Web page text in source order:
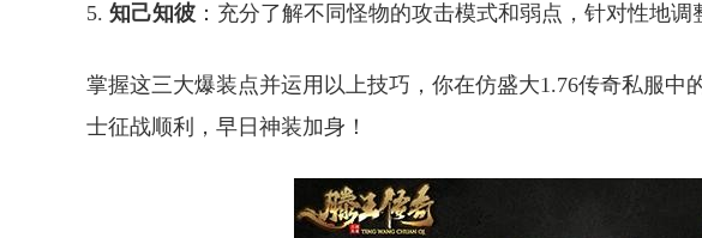
5. 知己知彼 ：充分了解不同怪物的攻击模式和弱点，针对性地调
掌握这三大爆装点并运用以上技巧，你在仿盛大1.76传奇私服中
士征战顺利，早日神装加身！